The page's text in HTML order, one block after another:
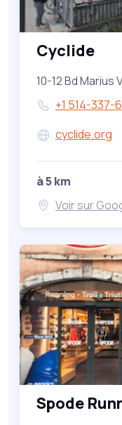
Cyclide
10-12 Bd Marius
+1 514-337-
cyclide.org
à 5 km
Voir sur
Spode